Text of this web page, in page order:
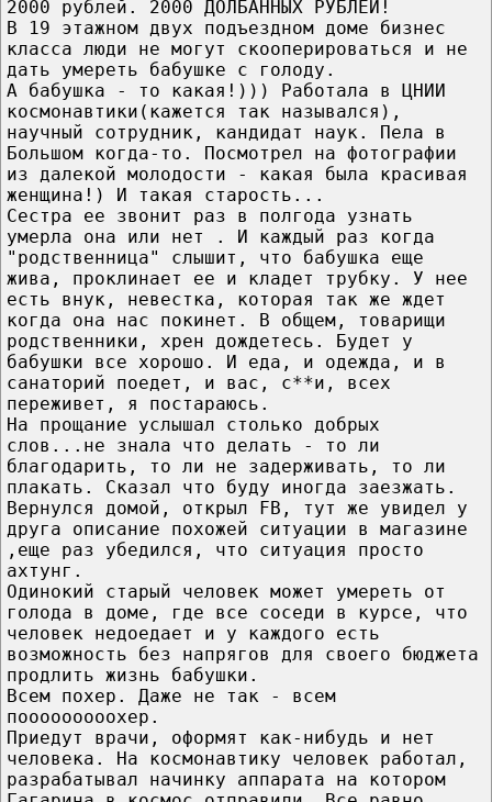
2000 рублей. 2000 ДОЛБАННЫХ РУБЛЕЙ!
В 19 этажном двух подъездном доме бизнес
класса люди не могут скооперироваться и не
дать умереть бабушке с голоду.
А бабушка - то какая!))) Работала в ЦНИИ
космонавтики(кажется так назывался),
научный сотрудник, кандидат наук. Пела в
Большом когда-то. Посмотрел на фотографии
из далекой молодости - какая была красивая
женщина!) И такая старость...
Сестра ее звонит раз в полгода узнать
умерла она или нет . И каждый раз когда
"родственница" слышит, что бабушка еще
жива, проклинает ее и кладет трубку. У нее
есть внук, невестка, которая так же ждет
когда она нас покинет. В общем, товарищи
родственники, хрен дождетесь. Будет у
бабушки все хорошо. И еда, и одежда, и в
санаторий поедет, и вас, с**и, всех
переживет, я постараюсь.
На прощание услышал столько добрых
слов...не знала что делать - то ли
благодарить, то ли не задерживать, то ли
плакать. Сказал что буду иногда заезжать.
Вернулся домой, открыл FB, тут же увидел у
друга описание похожей ситуации в магазине
,еще раз убедился, что ситуация просто
ахтунг.
Одинокий старый человек может умереть от
голода в доме, где все соседи в курсе, что
человек недоедает и у каждого есть
возможность без напрягов для своего бюджета
продлить жизнь бабушки.
Всем похер. Даже не так - всем
пооооооооохер.
Приедут врачи, оформят как-нибудь и нет
человека. На космонавтику человек работал,
разрабатывал начинку аппарата на котором